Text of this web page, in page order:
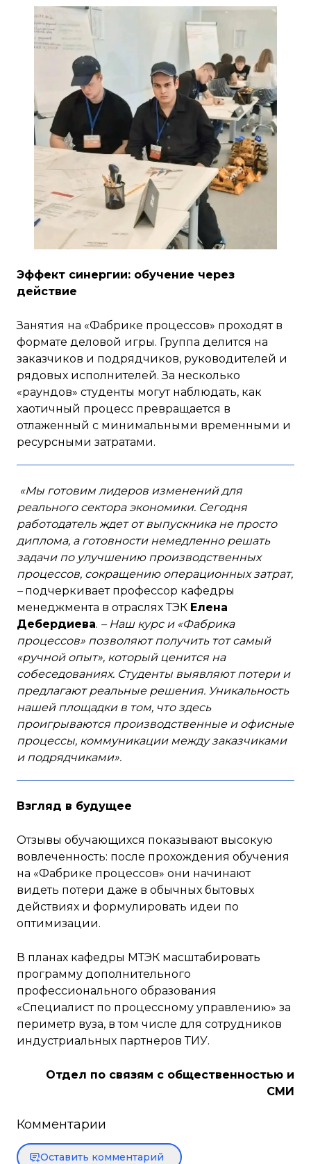
Эффект синергии: обучение через
действие
Занятия на «Фабрике процессов» проходят в
формате деловой игры. Группа делится на
заказчиков и подрядчиков, руководителей и
рядовых исполнителей. За несколько
«раундов» студенты могут наблюдать, как
хаотичный процесс превращается в
отлаженный с минимальными временными и
ресурсными затратами.
«Мы готовим лидеров изменений для
реального сектора экономики. Сегодня
работодатель ждет от выпускника не просто
диплома, а готовности немедленно решать
задачи по улучшению производственных
процессов, сокращению операционных затрат,
– подчеркивает профессор кафедры
менеджмента в отраслях ТЭК Елена
Дебердиева. – Наш курс и «Фабрика
процессов» позволяют получить тот самый
«ручной опыт», который ценится на
собеседованиях. Студенты выявляют потери и
предлагают реальные решения. Уникальность
нашей площадки в том, что здесь
проигрываются производственные и офисные
процессы, коммуникации между заказчиками
и подрядчиками».
Взгляд в будущее
Отзывы обучающихся показывают высокую
вовлеченность: после прохождения обучения
на «Фабрике процессов» они начинают
видеть потери даже в обычных бытовых
действиях и формулировать идеи по
оптимизации.
В планах кафедры МТЭК масштабировать
программу дополнительного
профессионального образования
«Специалист по процессному управлению» за
периметр вуза, в том числе для сотрудников
индустриальных партнеров ТИУ.
Отдел по связям с общественностью и
СМИ
Комментарии
Оставить комментарий